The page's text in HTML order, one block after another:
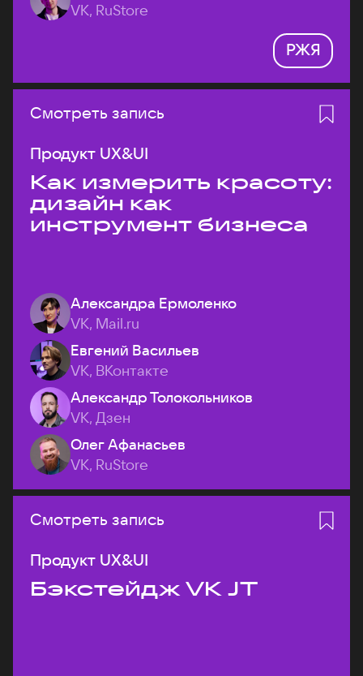
VK, RuStore
РЖЯ
Смотреть запись
Продукт UX&UI
Как измерить красоту:
дизайн как
инструмент бизнеса
Александра Ермоленко
VK, Mail.ru
Евгений Васильев
VK, ВКонтакте
Александр Толокольников
VK, Дзен
Олег Афанасьев
VK, RuStore
Смотреть запись
Продукт UX&UI
Бэкстейдж VK JT